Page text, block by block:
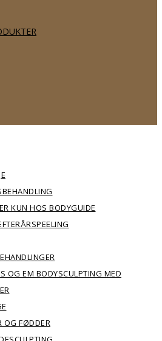
KUN HOS BODYGUIDE
OG EM BODYSCULPTING MED
OG FØDDER